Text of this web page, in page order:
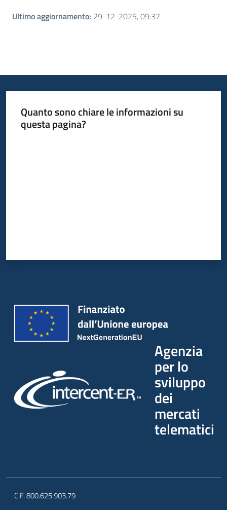
Ultimo aggiornamento: 29-12-2025, 09:37
Quanto sono chiare le informazioni su
questa pagina?
Agenzia
per lo
sviluppo
dei
mercati
telematici
C.F. 800.625.903.79